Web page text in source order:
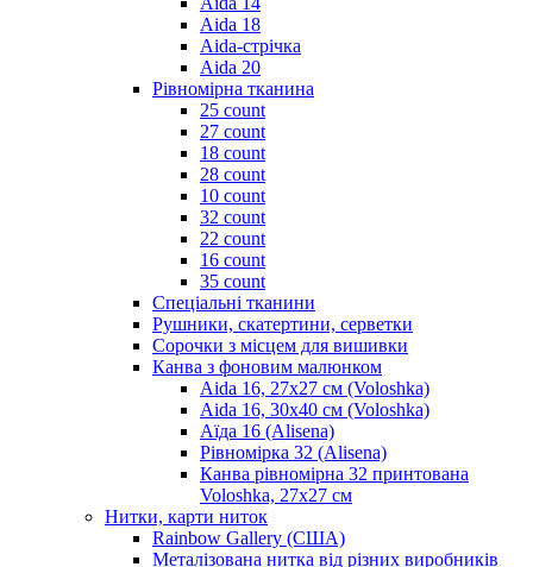
Aida 18
Aida-стрічка
Aida 20
Рівномірна тканина
25 count
27 count
18 count
28 count
10 count
32 count
22 count
16 count
35 count
Спеціальні тканини
Рушники, скатертини, серветки
Сорочки з місцем для вишивки
Канва з фоновим малюнком
Aida 16, 27х27 см (Voloshka)
Aida 16, 30х40 см (Voloshka)
Аїда 16 (Alisena)
Рівномірка 32 (Alisena)
Канва рівномірна 32 принтована
Voloshka, 27х27 см
Нитки, карти ниток
Rainbow Gallery (США)
Металізована нитка від різних виробників